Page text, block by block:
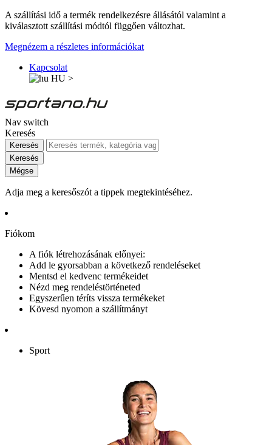
A szállítási idő a termék rendelkezésre állásától valamint a
kiválasztott szállítási módtól függően változhat.
Megnézem a részletes információkat
Kapcsolat
HU >
Nav switch
Keresés
Keresés
Keresés
Mégse
Adja meg a keresőszót a tippek megtekintéséhez.
Fiókom
A fiók létrehozásának előnyei:
Add le gyorsabban a következő rendeléseket
Mentsd el kedvenc termékeidet
Nézd meg rendeléstörténeted
Egyszerűen téríts vissza termékeket
Kövesd nyomon a szállítmányt
Sport